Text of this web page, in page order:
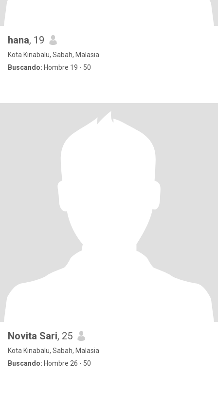
hana, 19
Kota Kinabalu, Sabah, Malasia
Buscando: Hombre 19 - 50
Novita Sari, 25
Kota Kinabalu, Sabah, Malasia
Buscando: Hombre 26 - 50